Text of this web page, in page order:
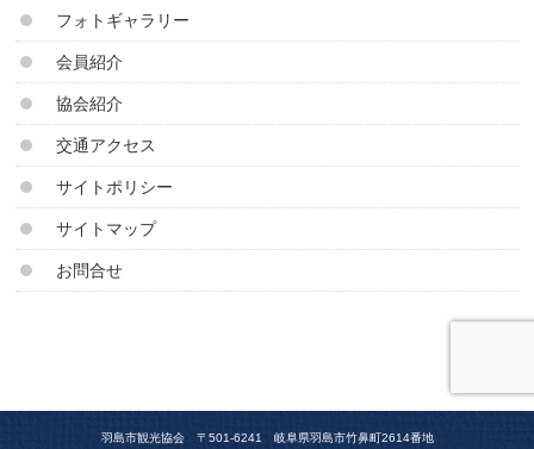
フォトギャラリー
会員紹介
協会紹介
交通アクセス
サイトポリシー
サイトマップ
お問合せ
羽島市観光協会 〒501-6241 岐阜県羽島市竹鼻町2614番地